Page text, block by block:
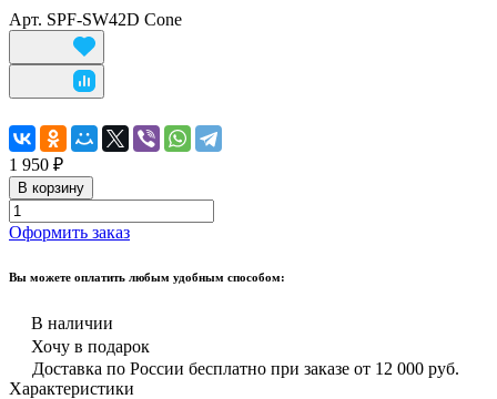
Арт. SPF-SW42D Cone
1 950 ₽
В корзину
Оформить заказ
Вы можете оплатить любым удобным способом:
В наличии
Хочу в подарок
Доставка по России бесплатно при заказе от 12 000 руб.
Характеристики